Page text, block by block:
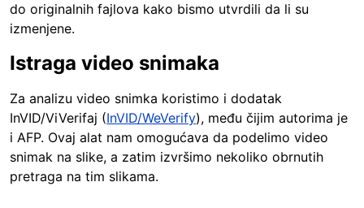
do originalnih fajlova kako bismo utvrdili da li su
izmenjene.
Istraga video snimaka
Za analizu video snimka koristimo i dodatak
InVID/ViVerifaj (InVID/WeVerify), među čijim autorima je
i AFP. Ovaj alat nam omogućava da podelimo video
snimak na slike, a zatim izvršimo nekoliko obrnutih
pretraga na tim slikama.